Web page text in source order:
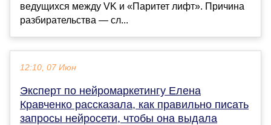
ведущихся между VK и «Паритет лифт». Причина
разбирательства — сл...
12:10, 07 Июн
Эксперт по нейромаркетингу Елена
Кравченко рассказала, как правильно писать
запросы нейросети, чтобы она выдала